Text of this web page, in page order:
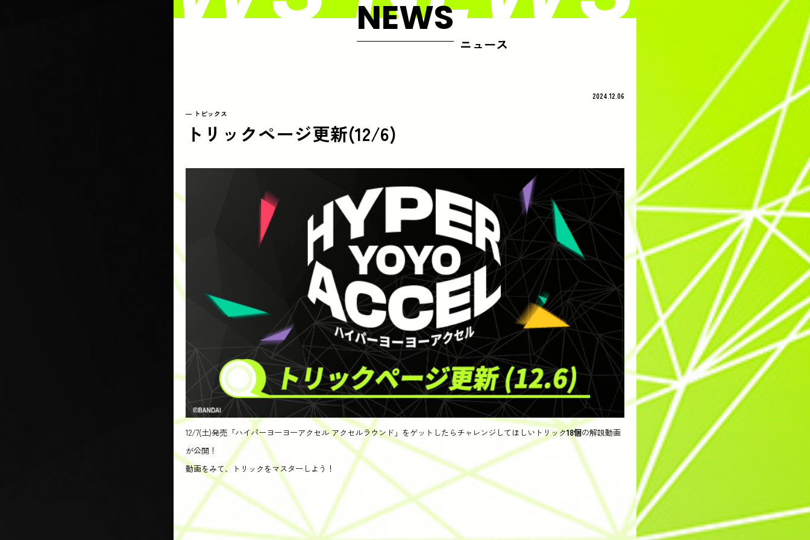
NEWS
ニュース
2024.12.06
トピックス
トリックページ更新(12/6)
12/7(土)発売「ハイパーヨーヨーアクセル アクセルラウンド」をゲットしたらチャレンジしてほしいトリック18個の解説動画
が公開！
動画をみて、トリックをマスターしよう！